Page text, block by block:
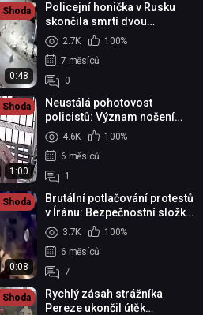
Shoda
0:48
Policejní honička v Rusku
skončila smrtí dvou
mladistvých
2.7K
100%
7 měsíců
0
Shoda
1:00
Neustálá pohotovost
policistů: Význam nošení
zbraně i mimo službu pro
ochranu společnosti
4.6K
100%
6 měsíců
1
Shoda
0:08
Brutální potlačování protestů
v Íránu: Bezpečnostní složky
v Ardabilu úmyslně najíždějí
vozidly d...
3.7K
100%
6 měsíců
7
Shoda
Rychlý zásah strážníka
Pereze ukončil útěk